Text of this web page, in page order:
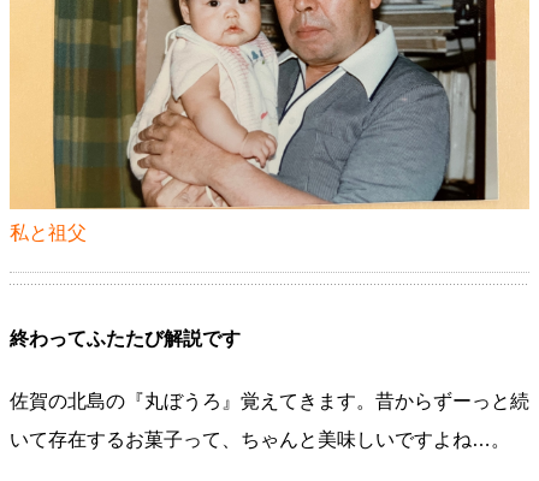
私と祖父
終わってふたたび解説です
佐賀の北島の『丸ぼうろ』覚えてきます。昔からずーっと続
いて存在するお菓子って、ちゃんと美味しいですよね…。